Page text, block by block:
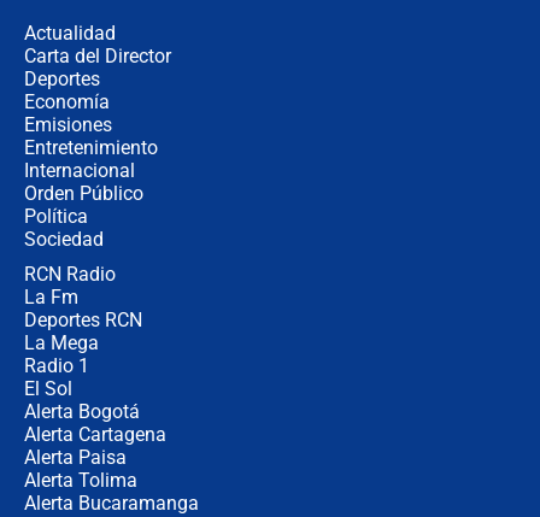
Actualidad
Carta del Director
Deportes
Economía
Emisiones
Entretenimiento
Internacional
Orden Público
Política
Sociedad
RCN Radio
La Fm
Deportes RCN
La Mega
Radio 1
El Sol
Alerta Bogotá
Alerta Cartagena
Alerta Paisa
Alerta Tolima
Alerta Bucaramanga